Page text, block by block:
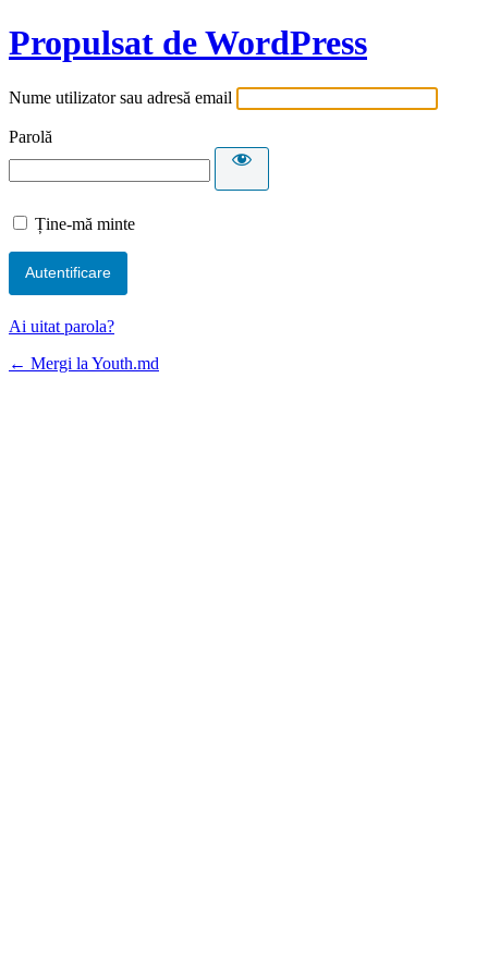
Propulsat de WordPress
Nume utilizator sau adresă email
Parolă
Ține-mă minte
Ai uitat parola?
← Mergi la Youth.md